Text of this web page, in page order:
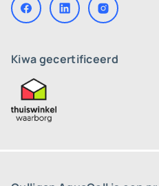
Kiwa gecertificeerd